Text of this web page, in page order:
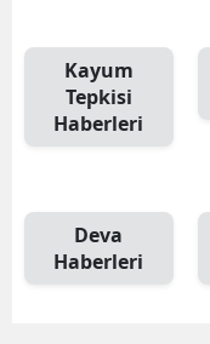
Kayum
Tepkisi
Haberleri
Deva
Haberleri